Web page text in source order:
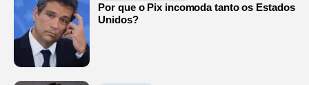
Por que o Pix incomoda tanto os Estados
Unidos?